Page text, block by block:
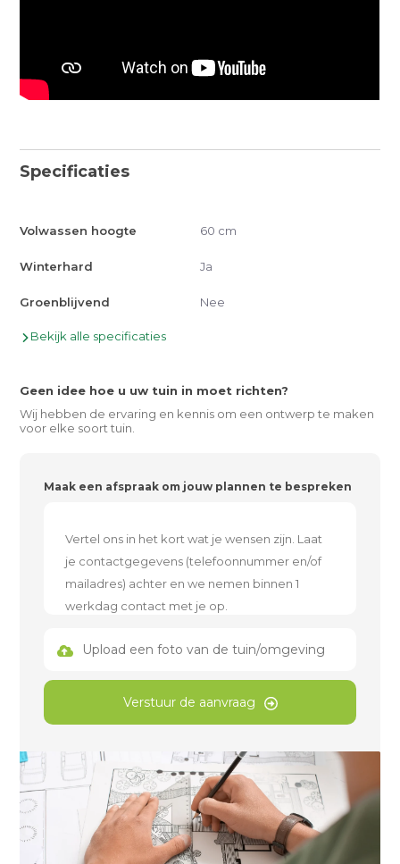
Specificaties
Volwassen hoogte 60 cm
Winterhard Ja
Groenblijvend Nee
Bekijk alle specificaties
Geen idee hoe u uw tuin in moet richten?
Wij hebben de ervaring en kennis om een ontwerp te maken
voor elke soort tuin.
Maak een afspraak om jouw plannen te bespreken
Upload een foto van de tuin/omgeving
Verstuur de aanvraag